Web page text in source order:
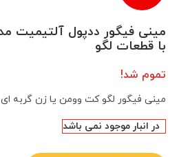
با قطعات لگو
تموم شد!
مینی فیگور لگو کت وومن یا زن گربه ای
در انبار موجود نمی باشد